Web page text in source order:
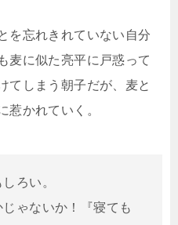
を忘れきれていない自分
麦に似た亮平に戸惑って
てしまう朝子だが、麦と
惹かれていく。
ろい。
ゃないか！『寝ても